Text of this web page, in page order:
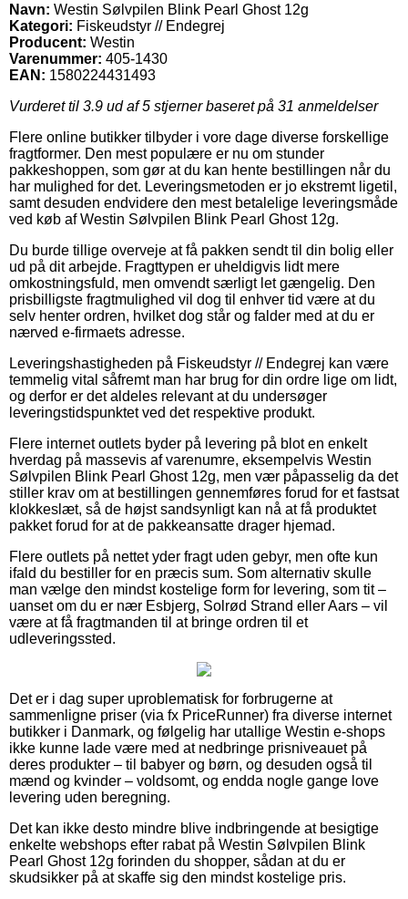
Navn: Westin Sølvpilen Blink Pearl Ghost 12g
Kategori: Fiskeudstyr // Endegrej
Producent: Westin
Varenummer: 405-1430
EAN: 1580224431493
Vurderet til 3.9 ud af 5 stjerner baseret på 31 anmeldelser
Flere online butikker tilbyder i vore dage diverse forskellige
fragtformer. Den mest populære er nu om stunder
pakkeshoppen, som gør at du kan hente bestillingen når du
har mulighed for det. Leveringsmetoden er jo ekstremt ligetil,
samt desuden endvidere den mest betalelige leveringsmåde
ved køb af Westin Sølvpilen Blink Pearl Ghost 12g.
Du burde tillige overveje at få pakken sendt til din bolig eller
ud på dit arbejde. Fragttypen er uheldigvis lidt mere
omkostningsfuld, men omvendt særligt let gængelig. Den
prisbilligste fragtmulighed vil dog til enhver tid være at du
selv henter ordren, hvilket dog står og falder med at du er
nærved e-firmaets adresse.
Leveringshastigheden på Fiskeudstyr // Endegrej kan være
temmelig vital såfremt man har brug for din ordre lige om lidt,
og derfor er det aldeles relevant at du undersøger
leveringstidspunktet ved det respektive produkt.
Flere internet outlets byder på levering på blot en enkelt
hverdag på massevis af varenumre, eksempelvis Westin
Sølvpilen Blink Pearl Ghost 12g, men vær påpasselig da det
stiller krav om at bestillingen gennemføres forud for et fastsat
klokkeslæt, så de højst sandsynligt kan nå at få produktet
pakket forud for at de pakkeansatte drager hjemad.
Flere outlets på nettet yder fragt uden gebyr, men ofte kun
ifald du bestiller for en præcis sum. Som alternativ skulle
man vælge den mindst kostelige form for levering, som tit –
uanset om du er nær Esbjerg, Solrød Strand eller Aars – vil
være at få fragtmanden til at bringe ordren til et
udleveringssted.
Det er i dag super uproblematisk for forbrugerne at
sammenligne priser (via fx PriceRunner) fra diverse internet
butikker i Danmark, og følgelig har utallige Westin e-shops
ikke kunne lade være med at nedbringe prisniveauet på
deres produkter – til babyer og børn, og desuden også til
mænd og kvinder – voldsomt, og endda nogle gange love
levering uden beregning.
Det kan ikke desto mindre blive indbringende at besigtige
enkelte webshops efter rabat på Westin Sølvpilen Blink
Pearl Ghost 12g forinden du shopper, sådan at du er
skudsikker på at skaffe sig den mindst kostelige pris.